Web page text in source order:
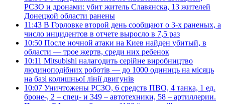
РСЗО и дронами: убит житель Славянска, 13 жителей
Донецкой области ранены
11:43 В Горловке второй день сообщают о 3-х раненых, а
число инцидентов в отчете выросло в 7,5 раз
10:50 После ночной атаки на Киев найден убитый, в
области — трое жертв, среди них ребенок
10:11 Mitsubishi налагодить серійне виробництво
людиноподібних роботів — до 1000 одиниць на місяць
на базі колишньої лінії двигунів
10:07 Уничтожены РСЗО, 6 средств ПВО, 4 танка, 1 ед.
броне-, 2 – спец- и 349 – автотехники, 58 – артиллерии.